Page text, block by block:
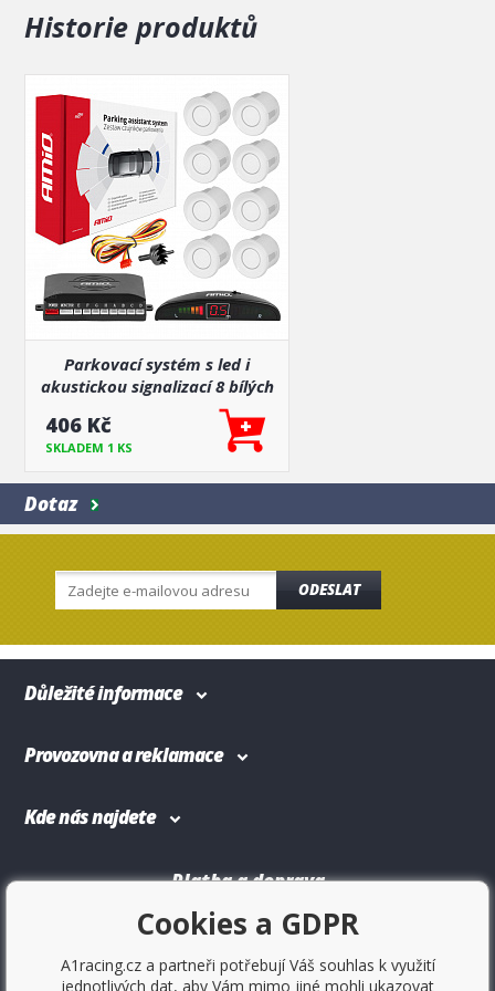
Rozsah / citlivost provozu 0-2,5m
Pracovní teplota -30 ° C - + 70 ° C
Montážní průměr 22mm
Montáž doporučujeme svěřit odbornému servisu.
Historie produktů
Parkovací systém s led i
akustickou signalizací 8 bílých
senzorů (předek + zadek)
406 Kč
SKLADEM 1 KS
Dotaz
ODESLAT
Důležité informace
Provozovna a reklamace
Kde nás najdete
Platba a doprava
Cookies a GDPR
A1racing.cz a partneři potřebují Váš souhlas k využití
jednotlivých dat, aby Vám mimo jiné mohli ukazovat